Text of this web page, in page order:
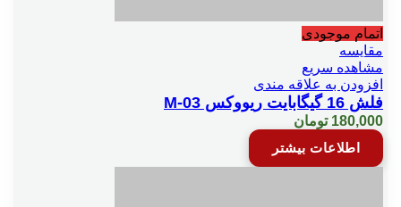
اتمام موجودی
مقایسه
مشاهده سریع
افزودن به علاقه مندی
فلش 16 گیگابایت ریووکس M-03
180,000 تومان
اطلاعات بیشتر